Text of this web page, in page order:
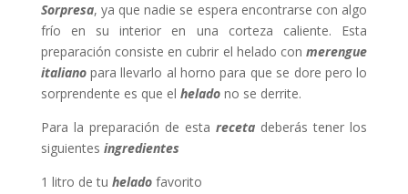
Sorpresa, ya que nadie se espera encontrarse con algo
frío en su interior en una corteza caliente. Esta
preparación consiste en cubrir el helado conmerengue
italianopara llevarlo al horno para que se dore pero lo
sorprendente es que el heladono se derrite.
Para la preparación de estareceta deberás tener los
siguientes ingredientes
1 litro de tu heladofavorito